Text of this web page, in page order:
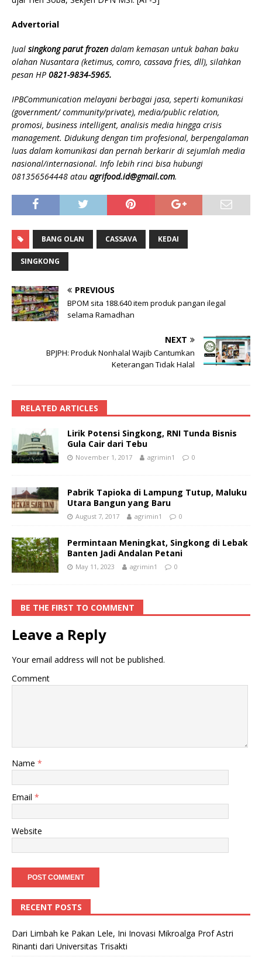
Advertorial
Jual singkong parut frozen dalam kemasan untuk bahan baku
olahan Nusantara (ketimus, comro, cassava fries, dll), silahkan
pesan HP 0821-9834-5965.
IPBCommunication melayani berbagai jasa, seperti komunikasi
(government/ community/private), media/public relation,
promosi, business intelligent, analisis media hingga crisis
management. Didukung dengan tim profesional, berpengalaman
luas dalam komunikasi dan pernah berkarir di sejumlah media
nasional/internasional. Info lebih rinci bisa hubungi
081356564448 atau agrifood.id@gmail.com.
BANG OLAN CASSAVA KEDAI
SINGKONG
PREVIOUS
BPOM sita 188.640 item produk pangan ilegal
selama Ramadhan
NEXT
BPJPH: Produk Nonhalal Wajib Cantumkan
Keterangan Tidak Halal
RELATED ARTICLES
Lirik Potensi Singkong, RNI Tunda Bisnis
Gula Cair dari Tebu
November 1, 2017 agrimin1 0
Pabrik Tapioka di Lampung Tutup, Maluku
Utara Bangun yang Baru
August 7, 2017 agrimin1 0
Permintaan Meningkat, Singkong di Lebak
Banten Jadi Andalan Petani
May 11, 2023 agrimin1 0
BE THE FIRST TO COMMENT
Leave a Reply
Your email address will not be published.
Comment
Name *
Email *
Website
RECENT POSTS
Dari Limbah ke Pakan Lele, Ini Inovasi Mikroalga Prof Astri
Rinanti dari Universitas Trisakti